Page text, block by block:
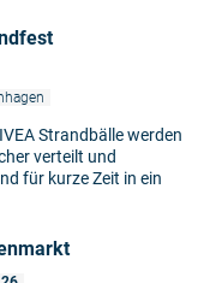
Strandbälle werden
verteilt und
für kurze Zeit in ein